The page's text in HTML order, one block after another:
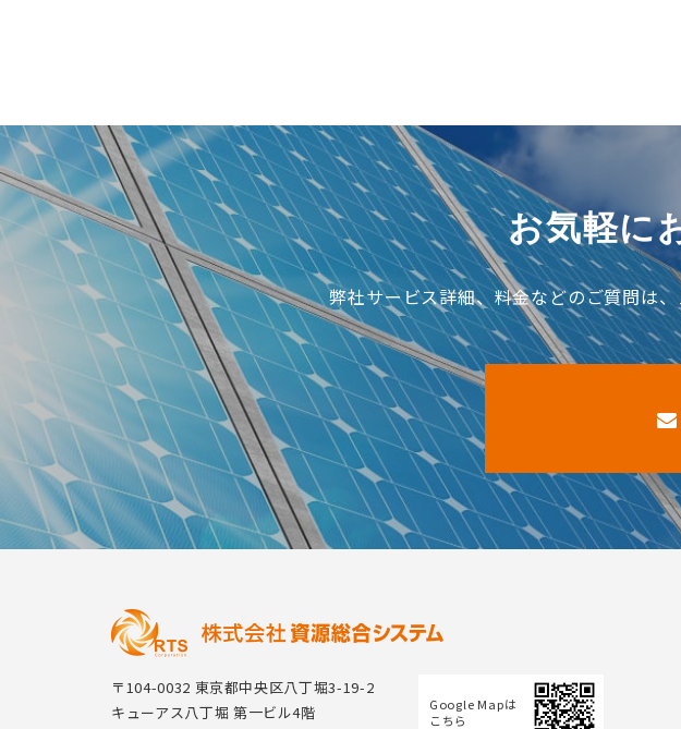
お気軽に
弊社サービス詳細、料金などのご質問は
〒104-0032 東京都中央区八丁堀3-19-2
キューアス八丁堀 第一ビル4階
Google Mapは
こちら